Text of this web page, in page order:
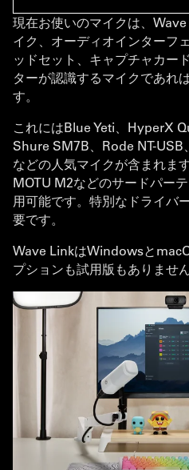
現在お使いのマイクは、
イク、オーディオインターフ
ッドセット、キャプチャカー
ターが認識するマイクであれ
す。
これにはBlue Yeti、HyperX
Shure SM7B、Rode NT-
などの人気マイクが含まれま
MOTU M2などのサードパー
用可能です。特別なドライバ
要です。
Wave LinkはWindowsと
プションも試用版もありません